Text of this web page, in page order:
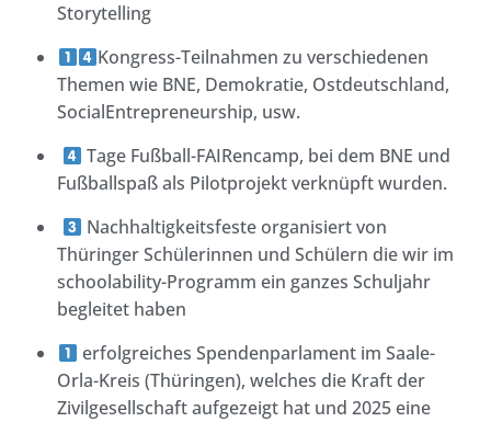
Storytelling
Kongress-Teilnahmen zu verschiedenen
Themen wie BNE, Demokratie, Ostdeutschland,
SocialEntrepreneurship, usw.
Tage Fußball-FAIRencamp, bei dem BNE und
Fußballspaß als Pilotprojekt verknüpft wurden.
Nachhaltigkeitsfeste organisiert von
Thüringer Schülerinnen und Schülern die wir im
schoolability-Programm ein ganzes Schuljahr
begleitet haben
erfolgreiches Spendenparlament im Saale-
Orla-Kreis (Thüringen), welches die Kraft der
Zivilgesellschaft aufgezeigt hat und 2025 eine